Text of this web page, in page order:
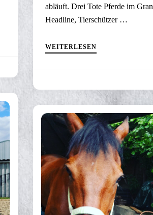
abläuft. Drei Tote Pferde im
Headline, Tierschützer …
WEITERLESEN